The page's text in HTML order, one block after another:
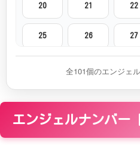
20 21 22
25 26 27
40 41
全101個のエンジェ
エンジェルナンバー